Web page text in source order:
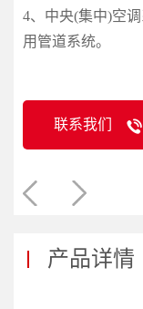
4、中央(集中)空
用管道系统。
联系我们
产品详情